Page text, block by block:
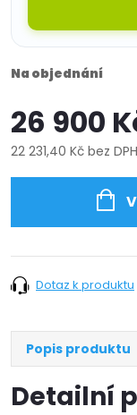
Na objednání
26 900
22 231,40 Kč bez DPH
Dotaz k produktu
Popis produktu
Detailní